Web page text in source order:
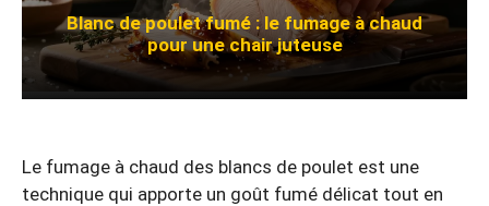
Blanc de poulet fumé : le fumage à chaud
pour une chair juteuse
Le fumage à chaud des blancs de poulet est une
technique qui apporte un goût fumé délicat tout en